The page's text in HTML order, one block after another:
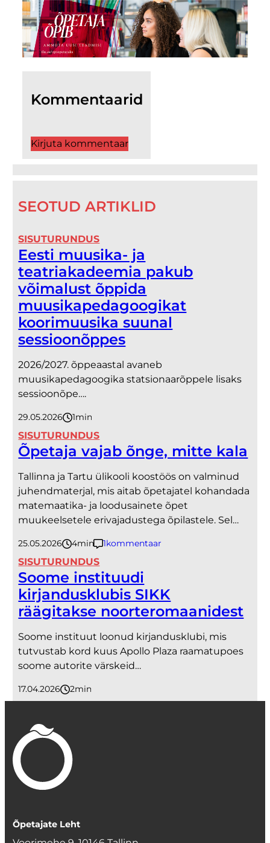
Kommentaarid
Kirjuta kommentaar
SEOTUD ARTIKLID
SISUTURUNDUS
Eesti muusika- ja
teatriakadeemia pakub
võimalust õppida
muusikapedagoogikat
koorimuusika suunal
sessioonõppes
2026/2027. õppeaastal avaneb
muusikapedagoogika statsionaarõppele lisaks
sessioonõpe….
29.05.2026 1minut
SISUTURUNDUS
Õpetaja vajab õnge, mitte kala
Tallinna ja Tartu ülikooli koostöös on valminud
juhendmaterjal, mis aitab õpetajatel kohandada
matemaatika- ja loodusainete õpet
muukeelsetele erivajadustega õpilastele. Sel…
25.05.2026 4minutit
1kommentaar
SISUTURUNDUS
Soome instituudi
kirjandusklubis SIKK
räägitakse noorteromaanidest
Soome instituut loonud kirjandusklubi, mis
tutvustab kord kuus Apollo Plaza raamatupoes
soome autorite värskeid…
17.04.2026 2minutit
Õpetajate Leht